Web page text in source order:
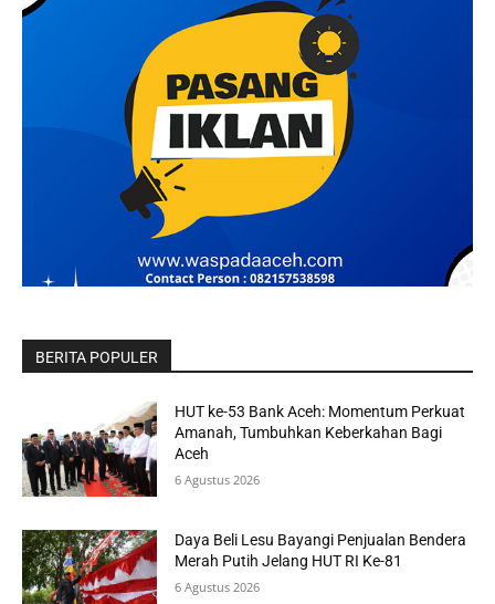
BERITA POPULER
HUT ke-53 Bank Aceh: Momentum Perkuat
Amanah, Tumbuhkan Keberkahan Bagi
Aceh
6 Agustus 2026
Daya Beli Lesu Bayangi Penjualan Bendera
Merah Putih Jelang HUT RI Ke-81
6 Agustus 2026